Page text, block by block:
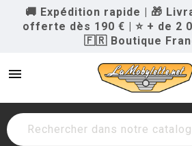
🚚 Expédition rapide | 🎁
offerte dès 190 € | ⭐ + de 2
🇫🇷 Boutique
menu